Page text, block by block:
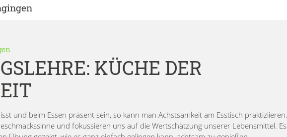
KÜCHE DER
und beim Essen präsent sein, so kann man Achstsamkeit am Esstisch praktiziieren.
und fokussieren uns auf die Wertschätzung unserer Lebensmittel. Es